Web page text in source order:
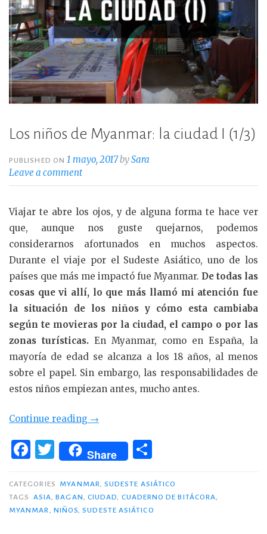
Los niños de Myanmar: la ciudad I (1/3)
PUBLISHED ON1 mayo, 2017bySara
Leave a comment
Viajar te abre los ojos, y de alguna forma te hace ver
que, aunque nos guste quejarnos, podemos
considerarnos afortunados en muchos aspectos.
Durante el viaje por el Sudeste Asiático, uno de los
países que más me impactó fue Myanmar. De todas las
cosas que vi allí, lo que más llamó mi atención fue
la situación de los niños y cómo esta cambiaba
según te movieras por la ciudad, el campo o por las
zonas turísticas. En Myanmar, como en España, la
mayoría de edad se alcanza a los 18 años, al menos
sobre el papel. Sin embargo, las responsabilidades de
estos niños empiezan antes, mucho antes.
Continue reading «Los
de
la
ciudad
I
→
F
c
e
T
w
it
te
Share
m
p
CATEGORIES MYANMAR, SUDESTE ASIÁTICO
TAGS
ASIA,BAGAN, CIUDAD, CUADERNO DE BITÁCORA,
MYANMAR, NIÑOS,SUDESTE ASIÁTICO